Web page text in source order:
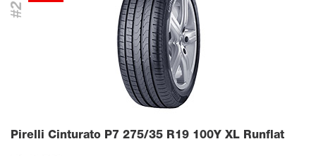
#2
Pirelli Cinturato P7 275/35 R19 100Y XL Runflat